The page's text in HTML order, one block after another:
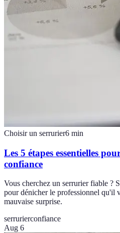
Choisir un serrurier6 min
Les 5 étapes essentielles
confiance
Vous cherchez un serrurier fiable ?
pour dénicher le professionnel qu'il
mauvaise surprise.
serrurierconfiance
Aug 6